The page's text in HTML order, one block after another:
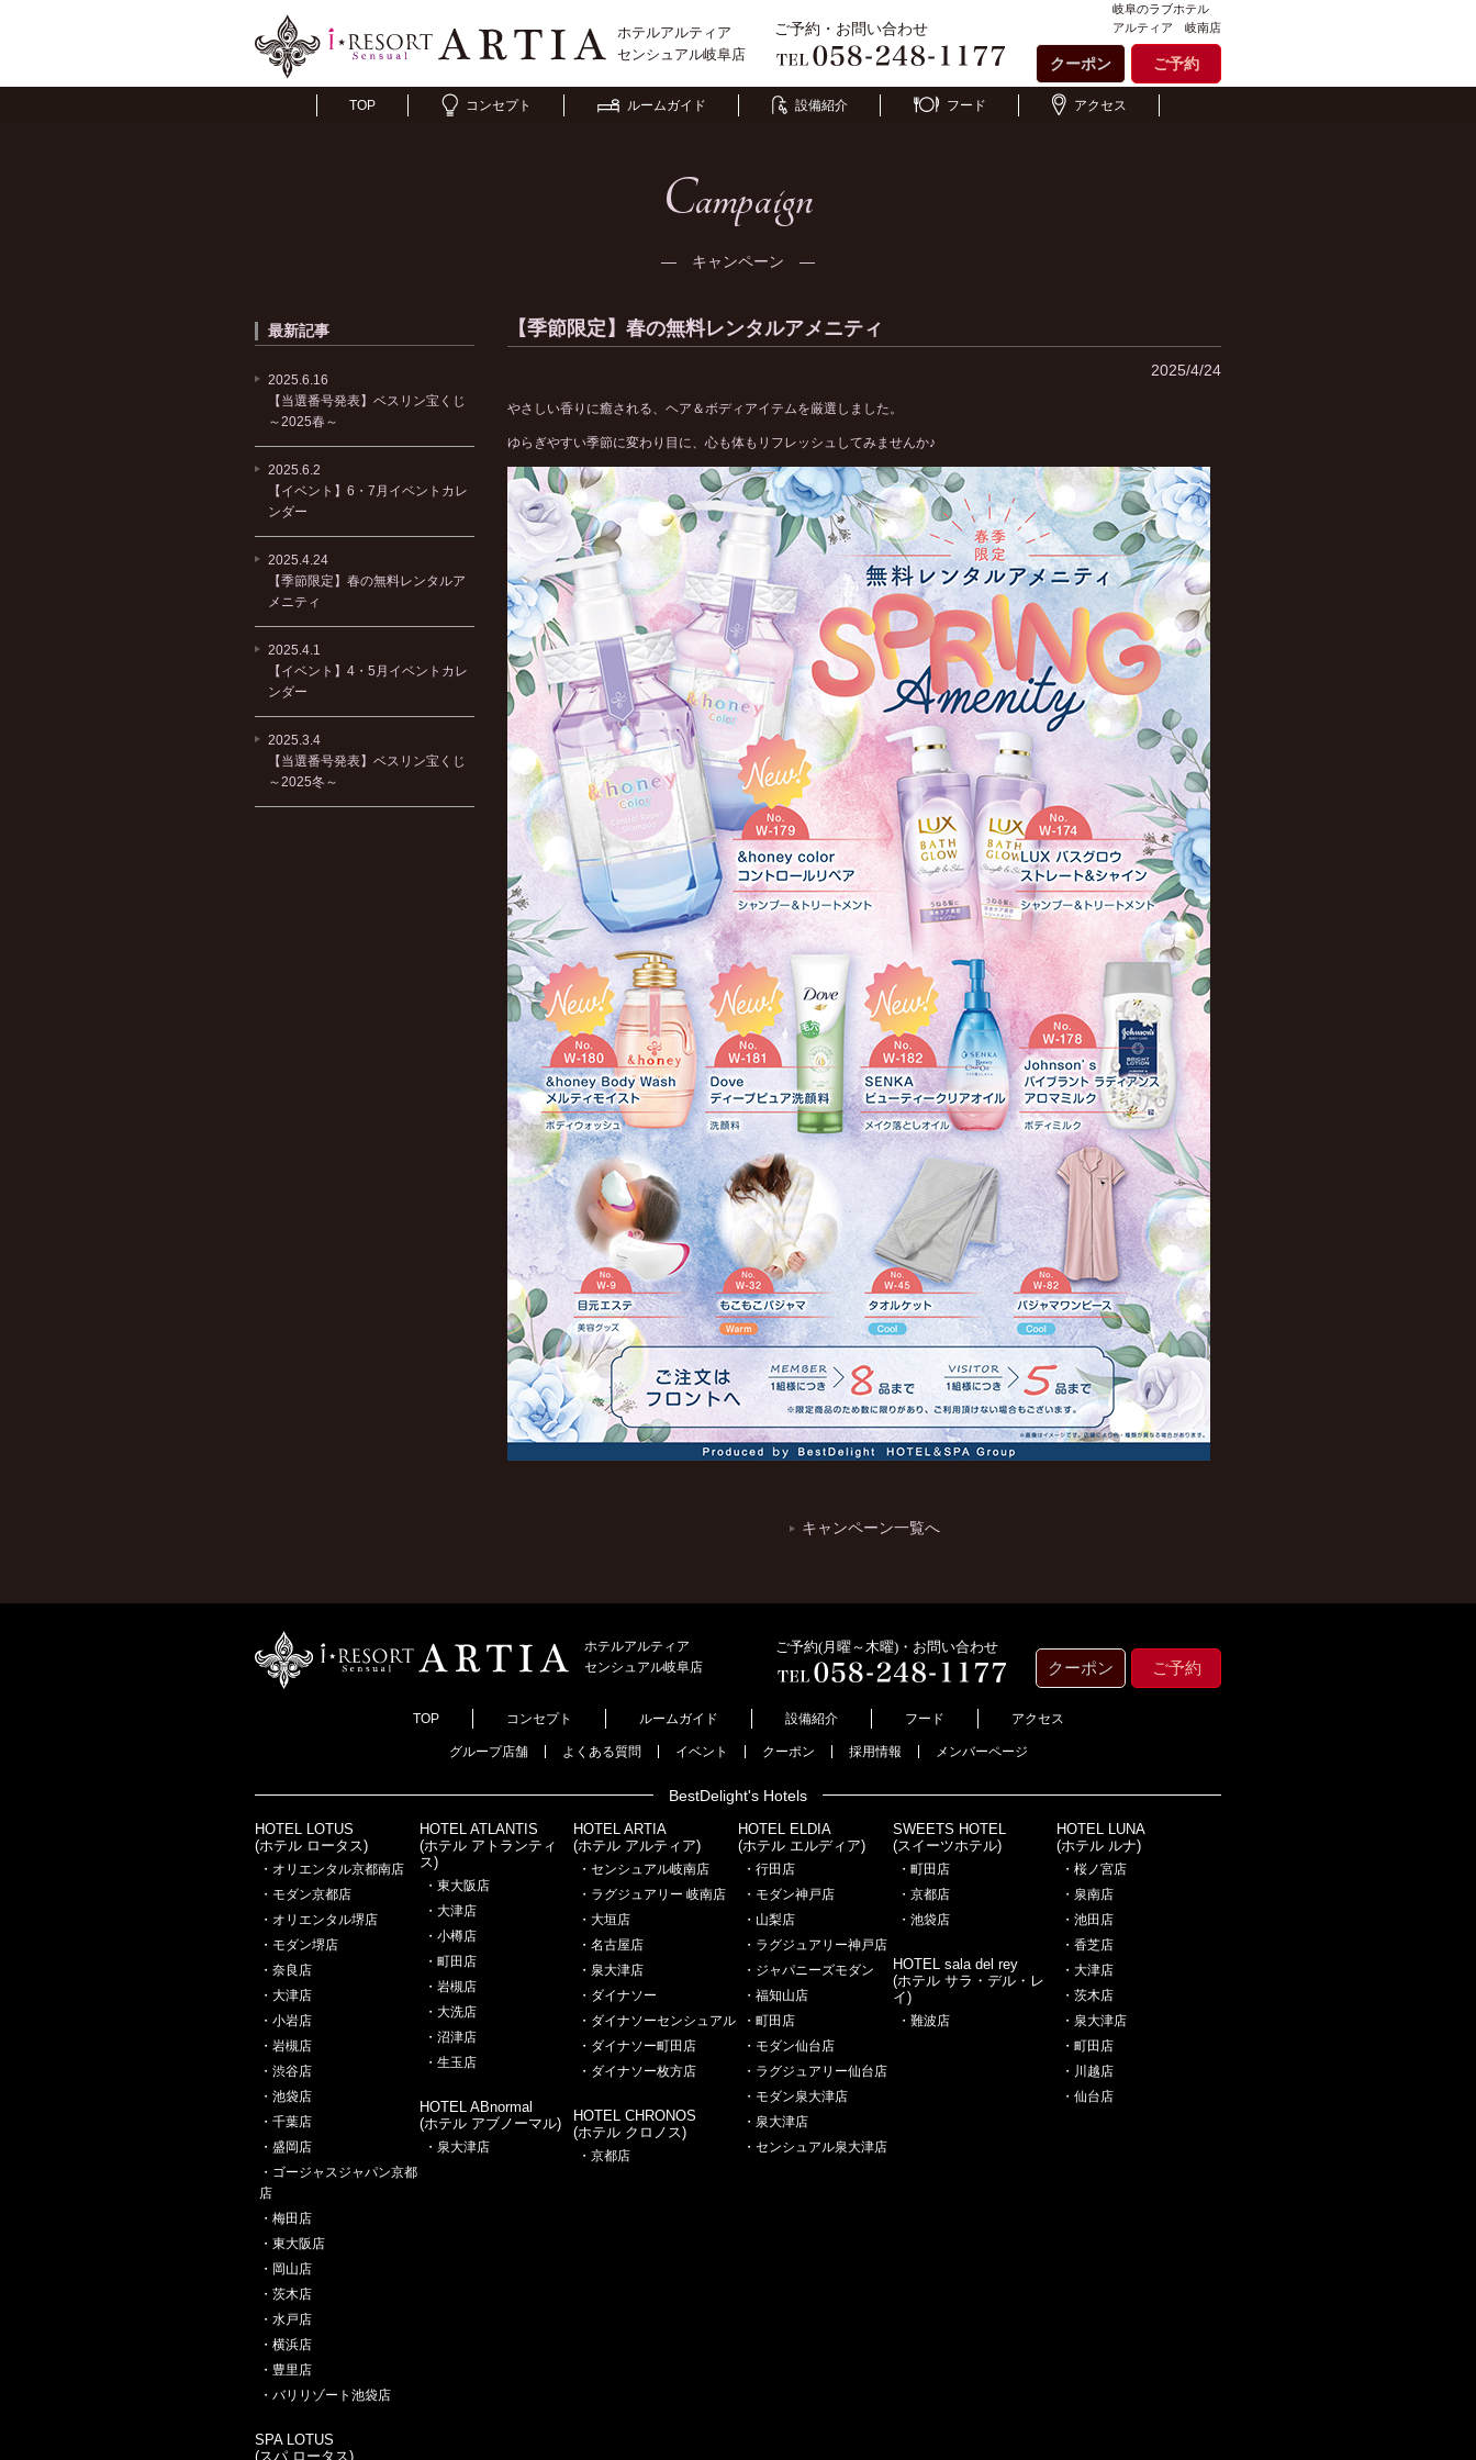
ホテルアルティア
センシュアル岐阜店
ご予約・お問い合わせ
岐阜のラブホテル
アルティア 岐南店
クーポン ご予約
TOP コンセプト ルームガイド 設備紹介 フード アクセス
Campaign
― キャンペーン ―
【季節限定】春の無料レンタルアメニティ
2025/4/24
やさしい香りに癒される、ヘア＆ボディアイテムを厳選しました。
ゆらぎやすい季節に変わり目に、心も体もリフレッシュしてみませんか♪
キャンペーン一覧へ
最新記事
2025.6.16
【当選番号発表】ベスリン宝くじ
～2025春～
2025.6.2
【イベント】6・7月イベントカレ
ンダー
2025.4.24
【季節限定】春の無料レンタルア
メニティ
2025.4.1
【イベント】4・5月イベントカレ
ンダー
2025.3.4
【当選番号発表】ベスリン宝くじ
～2025冬～
ホテルアルティア
センシュアル岐阜店
ご予約(月曜～木曜)・お問い合わせ
クーポン ご予約
TOP コンセプト ルームガイド 設備紹介 フード アクセス
グループ店舗 よくある質問 イベント クーポン 採用情報 メンバーページ
BestDelight's Hotels
HOTEL LOTUS
(ホテル ロータス)
・オリエンタル京都南店
・モダン京都店
・オリエンタル堺店
・モダン堺店
・奈良店
・大津店
・小岩店
・岩槻店
・渋谷店
・池袋店
・千葉店
・盛岡店
・ゴージャスジャパン京都
店
・梅田店
・東大阪店
・岡山店
・茨木店
・水戸店
・横浜店
・豊里店
・バリリゾート池袋店
SPA LOTUS
(スパ ロータス)
HOTEL ATLANTIS
(ホテル アトランティ
ス)
・東大阪店
・大津店
・小樽店
・町田店
・岩槻店
・大洗店
・沼津店
・生玉店
HOTEL ABnormal
(ホテル アブノーマル)
・泉大津店
HOTEL ARTIA
(ホテル アルティア)
・センシュアル岐南店
・ラグジュアリー 岐南店
・大垣店
・名古屋店
・泉大津店
・ダイナソー
・ダイナソーセンシュアル
・ダイナソー町田店
・ダイナソー枚方店
HOTEL CHRONOS
(ホテル クロノス)
・京都店
HOTEL ELDIA
(ホテル エルディア)
・行田店
・モダン神戸店
・山梨店
・ラグジュアリー神戸店
・ジャパニーズモダン
・福知山店
・町田店
・モダン仙台店
・ラグジュアリー仙台店
・モダン泉大津店
・泉大津店
・センシュアル泉大津店
SWEETS HOTEL
(スイーツホテル)
・町田店
・京都店
・池袋店
HOTEL sala del rey
(ホテル サラ・デル・レ
イ)
・難波店
HOTEL LUNA
(ホテル ルナ)
・桜ノ宮店
・泉南店
・池田店
・香芝店
・大津店
・茨木店
・泉大津店
・町田店
・川越店
・仙台店